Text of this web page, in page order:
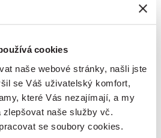
cookies
naše webové stránky, našli jste
se Váš uživatelský komfort,
které Vás nezajímají, a my
zlepšovat naše služby vč.
se soubory cookies.
SW - IoT aplikace, SW -